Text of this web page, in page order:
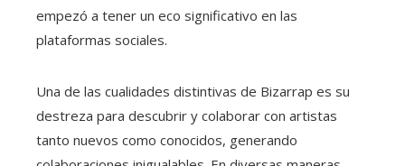
empezó a tener un eco significativo en las
plataformas sociales.
Una de las cualidades distintivas de Bizarrap es su
destreza para descubrir y colaborar con artistas
tanto nuevos como conocidos, generando